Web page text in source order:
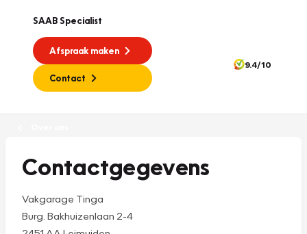
SAAB Specialist
Afspraak maken
Contact
9.4/10
Contactgegevens
Vakgarage Tinga
Burg. Bakhuizenlaan 2-4